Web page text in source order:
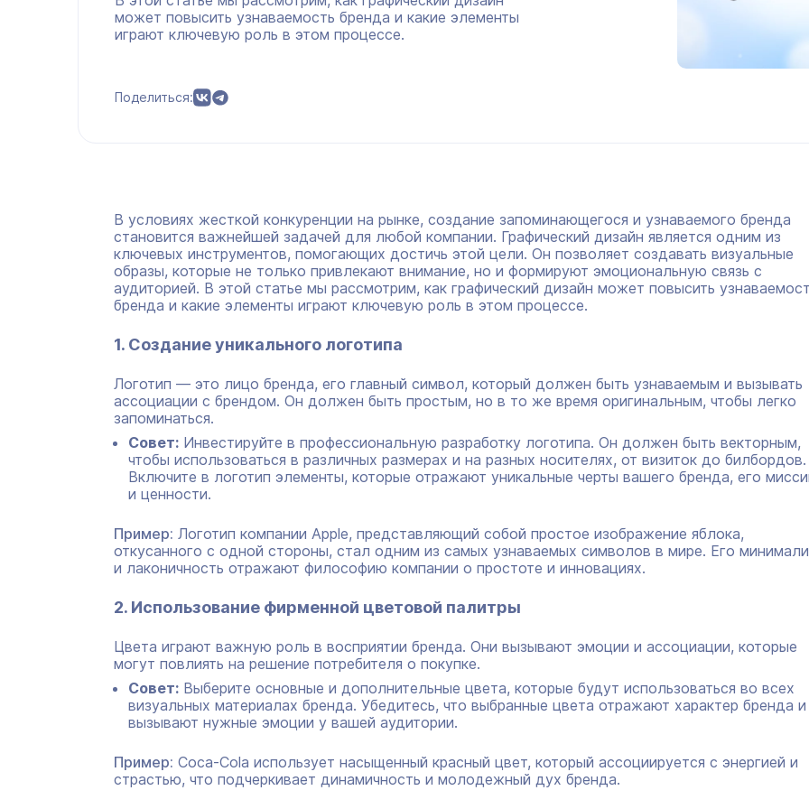
может повысить узнаваемость бренда и какие элементы
играют ключевую роль в этом процессе.
Поделиться:
В условиях жесткой конкуренции на рынке, создание запоминающегося и узнаваемого бренда
становится важнейшей задачей для любой компании. Графический дизайн является одним из
ключевых инструментов, помогающих достичь этой цели. Он позволяет создавать визуальные
образы, которые не только привлекают внимание, но и формируют эмоциональную связь с
аудиторией. В этой статье мы рассмотрим, как графический дизайн может повысить
бренда и какие элементы играют ключевую роль в этом процессе.
1. Создание уникального логотипа
Логотип — это лицо бренда, его главный символ, который должен быть узнаваемым и вызывать
ассоциации с брендом. Он должен быть простым, но в то же время оригинальным, чтобы легко
запоминаться.
Совет: Инвестируйте в профессиональную разработку логотипа. Он должен быть векторным,
чтобы использоваться в различных размерах и на разных носителях, от визиток до билбордов.
Включите в логотип элементы, которые отражают уникальные черты вашего бренда, его
и ценности.
Пример: Логотип компании Apple, представляющий собой простое изображение яблока,
откусанного с одной стороны, стал одним из самых узнаваемых символов в мире. Его
и лаконичность отражают философию компании о простоте и инновациях.
2. Использование фирменной цветовой палитры
Цвета играют важную роль в восприятии бренда. Они вызывают эмоции и ассоциации, которые
могут повлиять на решение потребителя о покупке.
Совет: Выберите основные и дополнительные цвета, которые будут использоваться во всех
визуальных материалах бренда. Убедитесь, что выбранные цвета отражают характер бренда и
вызывают нужные эмоции у вашей аудитории.
Пример: Coca-Cola использует насыщенный красный цвет, который ассоциируется с энергией и
страстью, что подчеркивает динамичность и молодежный дух бренда.